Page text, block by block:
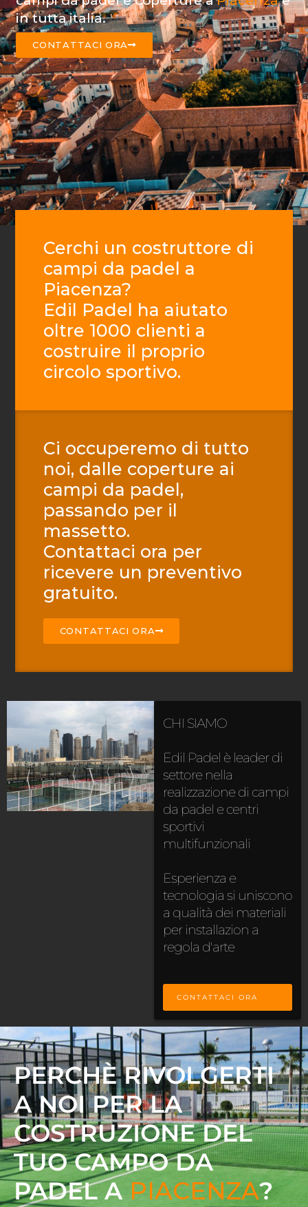
in tutta italia.
CONTATTACI ORA
Cerchi un costruttore di
campi da padel a
Piacenza?
Edil Padel ha aiutato
oltre 1000 clienti a
costruire il proprio
circolo sportivo.
Ci occuperemo di tutto
noi, dalle coperture ai
campi da padel,
passando per il
massetto.
Contattaci ora per
ricevere un preventivo
gratuito.
CONTATTACI ORA
CHI SIAMO
Edil Padel è leader di
settore nella
realizzazione di campi
da padel e centri
sportivi
multifunzionali
Esperienza e
tecnologia si uniscono
a qualità dei materiali
per installazion a
regola d'arte
CONTATTACI ORA
PERCHÈ RIVOLGERTI
A NOI PER LA
COSTRUZIONE DEL
TUO CAMPO DA
PADEL A PIACENZA?